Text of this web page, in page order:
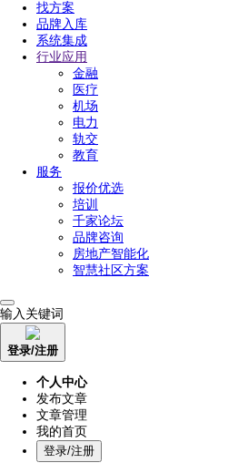
找方案
品牌入库
系统集成
行业应用
金融
医疗
机场
电力
轨交
教育
服务
报价优选
培训
千家论坛
品牌咨询
房地产智能化
智慧社区方案
输入关键词
登录/注册
个人中心
发布文章
文章管理
我的首页
登录/注册